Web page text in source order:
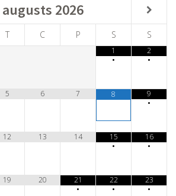
augusts 2026
T C P S S
1
•
2
•
5 6 7 8
9
•
12 13 14
15
•
16
•
19 20
21
•
22
•
23
•